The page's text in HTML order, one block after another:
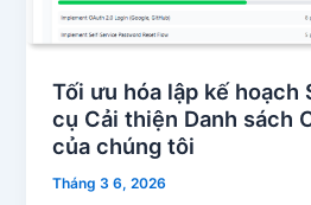
Tối ưu hóa lập kế hoạch
cụ Cải thiện Danh sách
của chúng tôi
Tháng 3 6, 2026